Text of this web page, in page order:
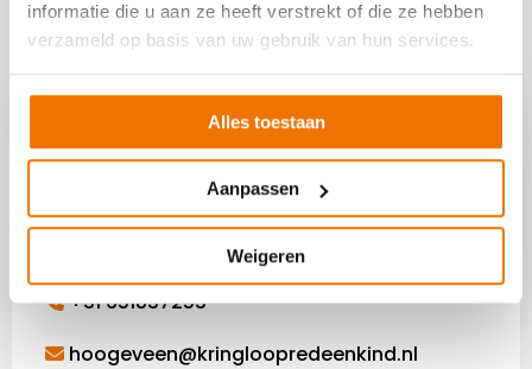
informatie die u aan ze heeft verstrekt of die ze hebben
verzameld op basis van uw gebruik van hun services.
Alles toestaan
Aanpassen
Weigeren
Solliciteer direct!
Solliciteren in Hoogeveen?
Ben jij enthousiast geworden, of heb jij
vragen? Neem dan contact op met de winkel.
+31 651837253
hoogeveen@kringloopredeenkind.nl